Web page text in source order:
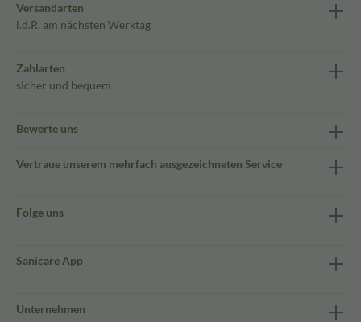
Versandarten
i.d.R. am nächsten Werktag
Zahlarten
sicher und bequem
Bewerte uns
Vertraue unserem mehrfach ausgezeichneten Service
Folge uns
Sanicare App
Unternehmen